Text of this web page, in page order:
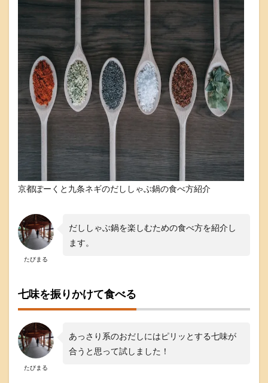
ス
ー
が
あ
っ
さ
り
美
い
条
ネ
は
少
し
甘
味
っ
味
し
い
5
京都ぽーくと九条ネギのだししゃぶ鍋の食べ方紹介
たびまる
だししゃぶ鍋を楽しむための食べ方を紹介し
ます。
七味を振りかけて食べる
たびまる
あっさり系のおだしにはピリッとする七味が
合うと思って試しました！